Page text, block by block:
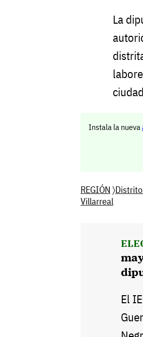
La
Instala la nueva
REGIÓN 〉
Villarreal
El